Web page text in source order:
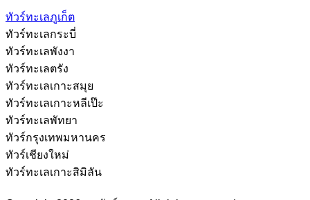
ทัวร์ทะเลภูเก็ต
ทัวร์ทะเลกระบี่
ทัวร์ทะเลพังงา
ทัวร์ทะเลตรัง
ทัวร์ทะเลเกาะสมุย
ทัวร์ทะเลเกาะหลีเป๊ะ
ทัวร์ทะเลพัทยา
ทัวร์กรุงเทพมหานคร
ทัวร์เชียงใหม่
ทัวร์ทะเลเกาะสิมิลัน